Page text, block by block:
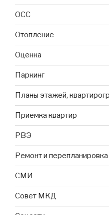
ОСС
Отопление
Оценка
Паркинг
Планы этажей,
Приемка квартир
РВЭ
Ремонт и перепланировка
СМИ
Совет МКД